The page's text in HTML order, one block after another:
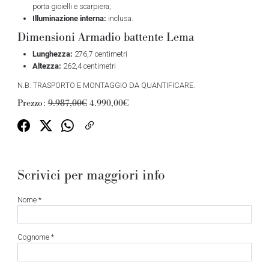
porta gioielli e scarpiera;
Illuminazione interna: inclusa.
Dimensioni Armadio battente Lema
Lunghezza: 276,7 centimetri
Altezza: 262,4 centimetri
N.B: TRASPORTO E MONTAGGIO DA QUANTIFICARE.
Prezzo:9.987,00€4.990,00€
Scrivici per maggiori info
Nome *
Cognome *